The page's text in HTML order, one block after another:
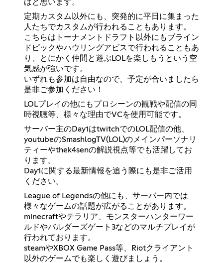
ばと思います。
定期カスタム以外にも、突発的に平日に集まった
人たちでカスタムが行われることもあります。
こちらはトーナメントドラフト以外にもブライン
ドピックやハウリングアビスで行われることもあ
り、とにかく仲間と遊ぶLOLを楽しもうという空
気感が強いです。
いずれも参加は自由なので、予定が合いましたら
是非ご参加ください！
LOLプレイの他にもプロシーンの観戦や配信の同
時視聴等、様々な理由でVCを使用可能です。
サーバー主のDay1はtwitchでのLOL配信の他、
youtubeのSmashlogTV(LOL)のメインパーソナリ
ティーやthek4senの解説視点等でも活躍してお
ります。
Day1に関する最新情報を追う際にも是非ご活用
ください。
League of Legendsの他にも、サーバー内では
様々なゲームの話題が広がることがあります。
minecraftやテラリア、モンスターハンターワー
ルドやバルダーズゲート3などのマルチプレイが
行われております。
steamやXBOX Game Pass等、Riotクライアント
以外のゲームでも楽しく遊びましょう。